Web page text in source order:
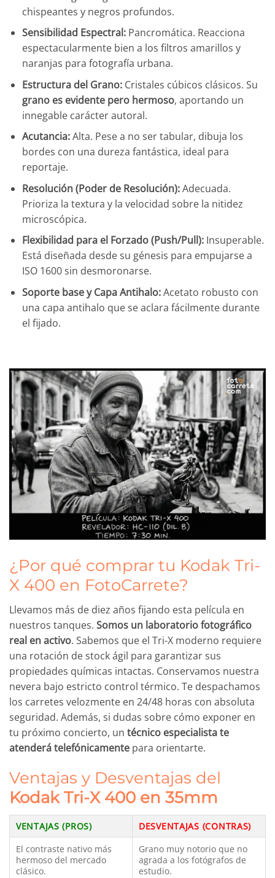
chispeantes y negros profundos.
Sensibilidad Espectral:Pancromática. Reacciona
espectacularmente bien a los filtros amarillos y
naranjas para fotografía urbana.
Estructura del Grano:Cristales cúbicos clásicos. Su
grano es evidente pero hermoso, aportando un
innegable carácter autoral.
Acutancia:Alta. Pese a no ser tabular, dibuja los
bordes con una dureza fantástica, ideal para
reportaje.
Resolución (Poder de Resolución):Adecuada.
Prioriza la textura y la velocidad sobre la nitidez
microscópica.
Flexibilidad para el Forzado (Push/Pull):Insuperable.
Está diseñada desde su génesis para empujarse a
ISO 1600 sin desmoronarse.
Soporte base y Capa Antihalo:Acetato robusto con
una capa antihalo que se aclara fácilmente durante
el fijado.
¿Por qué comprar tu Kodak Tri-
X 400 en FotoCarrete?
Llevamos más de diez años fijando esta película en
nuestros tanques. Somos un laboratorio fotográfico
real en activo. Sabemos que el Tri-X moderno requiere
una rotación de stock ágil para garantizar sus
propiedades químicas intactas. Conservamos nuestra
nevera bajo estricto control térmico. Te despachamos
los carretes velozmente en 24/48 horas con absoluta
seguridad. Además, si dudas sobre cómo exponer en
tu próximo concierto, un técnico especialista te
atenderá telefónicamente para orientarte.
Ventajas y Desventajas del
Kodak Tri-X 400 en 35mm
VENTAJAS (PROS)
DESVENTAJAS (CONTRAS)
El contraste nativo más
hermoso del mercado
clásico.
Grano muy notorio que no
agrada a los fotógrafos de
estudio.